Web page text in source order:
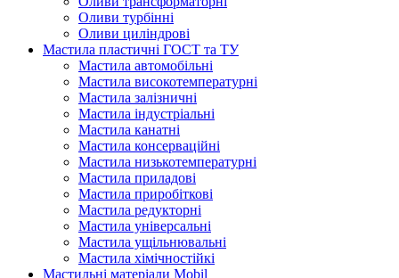
Оливи турбінні
Оливи циліндрові
Мастила пластичні ГОСТ та ТУ
Мастила автомобільні
Мастила високотемпературні
Мастила залізничні
Мастила індустріальні
Мастила канатні
Мастила консерваційні
Мастила низькотемпературні
Мастила приладові
Мастила приробіткові
Мастила редукторні
Мастила універсальні
Мастила ущільнювальні
Мастила хімічностійкі
Мастильні матеріали Mobil